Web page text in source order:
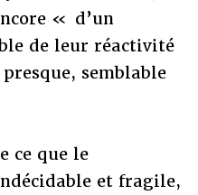
« d’un
de leur réactivité
semblable
ce que le
et fragile,